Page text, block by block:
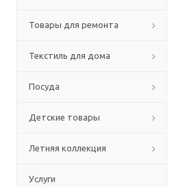
Товары для ремонта
Текстиль для дома
Посуда
Детские товары
Летняя коллекция
Услуги